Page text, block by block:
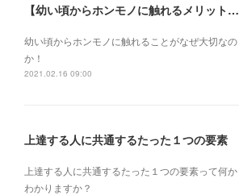
【幼い頃からホンモノに触れるメリットとは？】
幼い頃からホンモノに 触れることがなぜ大切なの
か！
2021.02.16 09:00
上達する人に共通するたった１つの要素
上達する人に共通するたった１つの要素って何か
わかりますか？